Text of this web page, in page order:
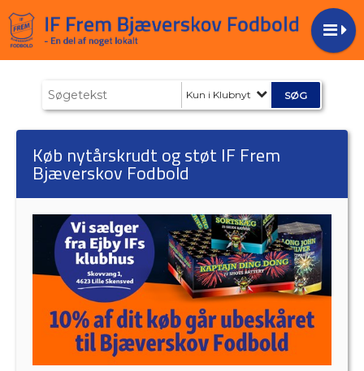
Kun i Klubnyt
Køb nytårskrudt og støt IF Frem
Bjæverskov Fodbold